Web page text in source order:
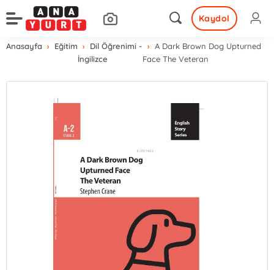
Kaydol
Anasayfa Eğitim
Dil Öğrenimi -
İngilizce
A Dark Brown Dog Upturned
Face The Veteran